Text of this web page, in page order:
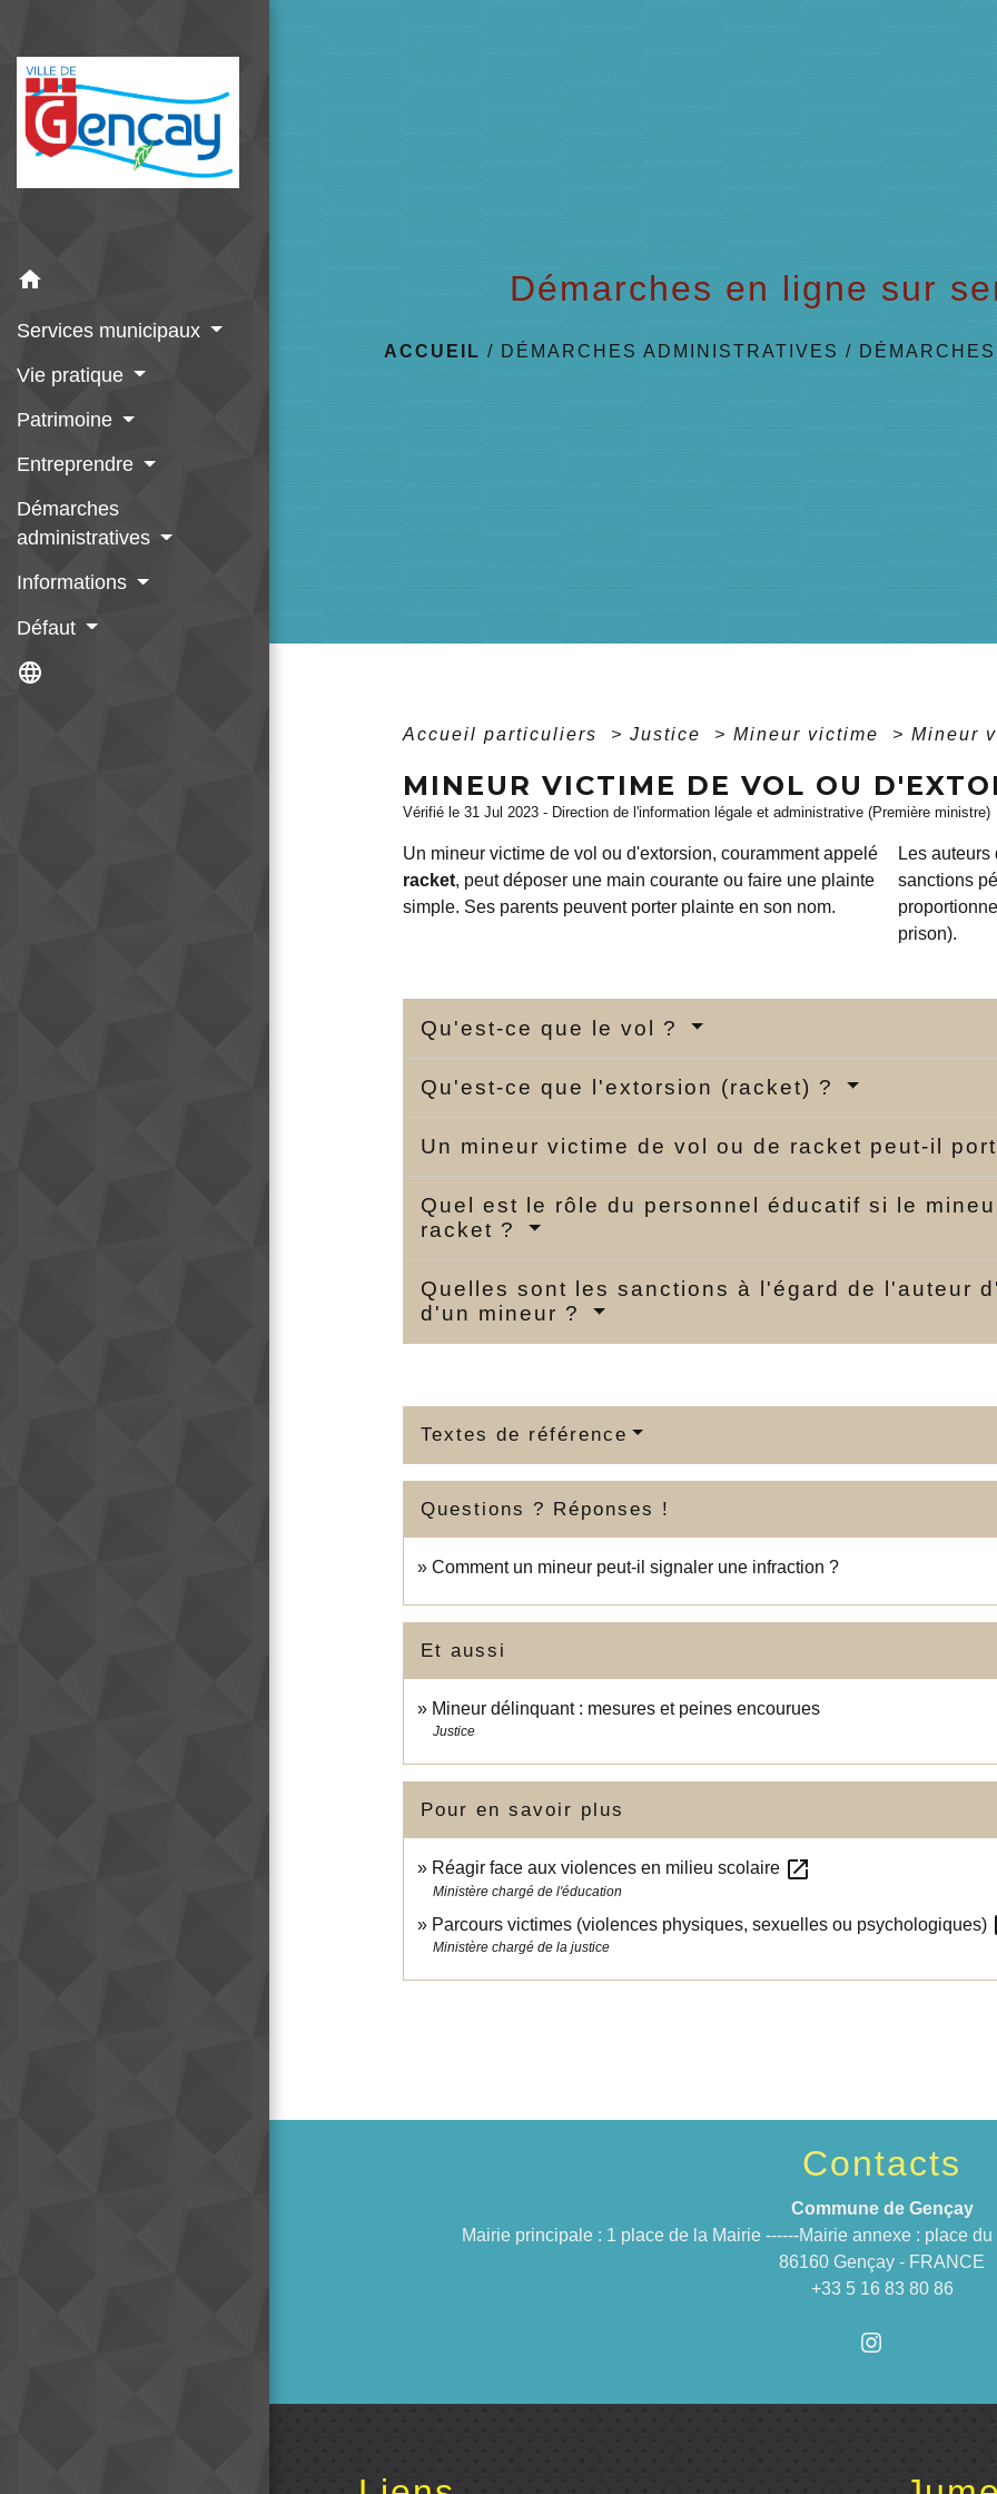
home
Services municipaux
Vie pratique
Patrimoine
Entreprendre
Démarches
administratives
Informations
Défaut
language
Démarches en ligne sur
ACCUEIL / DÉMARCHES ADMINISTRATIVES /
Accueil particuliers > Justice > Mineur victime > Mineur
MINEUR VICTIME DE VOL OU
Vérifié le 31 Jul 2023 - Direction de l'information légale et administrative (Première ministre)
Un mineur victime de vol ou d'extorsion, couramment appelé
racket, peut déposer une main courante ou faire une plainte
simple. Ses parents peuvent porter plainte en son nom.
Les
sanctions
prison).
Qu'est-ce que le vol ?
Qu'est-ce que l'extorsion (racket) ?
Un mineur victime de vol ou de racket peut-il
Quel est le rôle du personnel éducatif si le
racket ?
Quelles sont les sanctions à l'égard de l'auteur
d'un mineur ?
Textes de référence
Questions ? Réponses !
Comment un mineur peut-il signaler une infraction ?
Et aussi
Mineur délinquant : mesures et peines encourues
Justice
Pour en savoir plus
Réagir face aux violences en milieu scolaire open_in_new
Ministère chargé de l'éducation
Parcours victimes (violences physiques, sexuelles ou psychologiques)
Ministère chargé de la justice
Contacts
Commune de Gençay
Mairie principale : 1 place de la Mairie ------Mairie annexe : place
86160 Gençay - FRANCE
+33 5 16 83 80 86